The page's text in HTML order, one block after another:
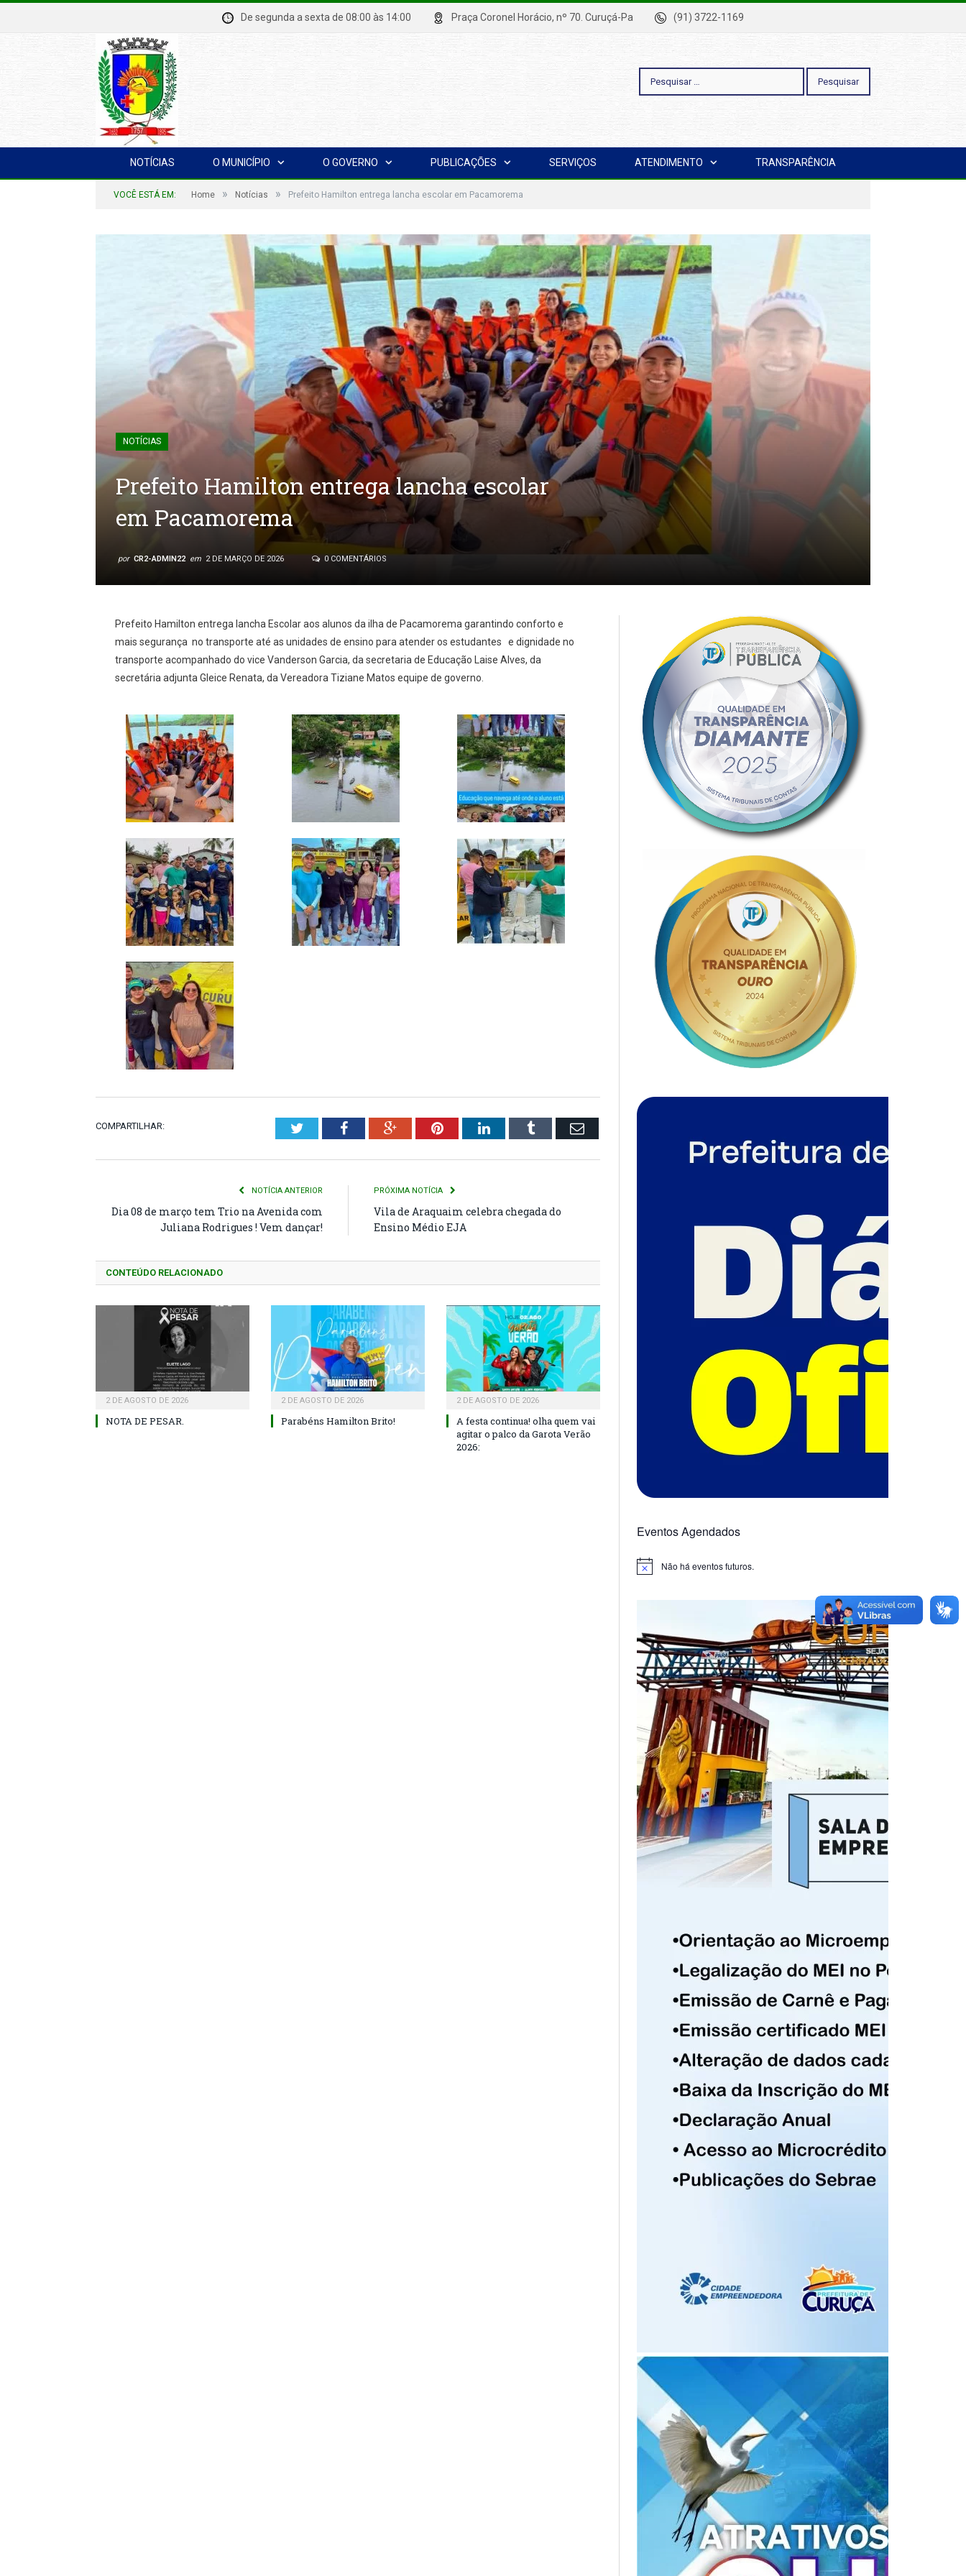
De segunda a sexta de 08:00 às 14:00 Praça Coronel Horácio, nº 70. Curuçá-Pa (91) 3722-1169
Pesquisar
por:
NOTÍCIAS O MUNICÍPIO O GOVERNO PUBLICAÇÕES SERVIÇOS ATENDIMENTO TRANSPARÊNCIA
VOCÊ ESTÁ EM: Home » Notícias » Prefeito Hamilton entrega lancha escolar em Pacamorema
NOTÍCIAS
Prefeito Hamilton entrega lancha escolar
em Pacamorema
por CR2-ADMIN22 em 2 DE MARÇO DE 2026 0 COMENTÁRIOS
Prefeito Hamilton entrega lancha Escolar aos alunos da ilha de Pacamorema garantindo conforto e
mais segurança no transporte até as unidades de ensino para atender os estudantes e dignidade no
transporte acompanhado do vice Vanderson Garcia, da secretaria de Educação Laise Alves, da
secretária adjunta Gleice Renata, da Vereadora Tiziane Matos equipe de governo.
COMPARTILHAR: TwitterFacebookGoogle+PinterestLinkedInTumblr Email
NOTÍCIA ANTERIOR
Dia 08 de março tem Trio na Avenida com
Juliana Rodrigues ! Vem dançar!
PRÓXIMA NOTÍCIA
Vila de Araquaim celebra chegada do
Ensino Médio EJA
CONTEÚDO RELACIONADO
2 DE AGOSTO DE 2026
NOTA DE PESAR.
2 DE AGOSTO DE 2026
Parabéns Hamilton Brito!
2 DE AGOSTO DE 2026
A festa continua! olha quem vai
agitar o palco da Garota Verão
2026:
Eventos Agendados
Notice Não há eventos futuros.